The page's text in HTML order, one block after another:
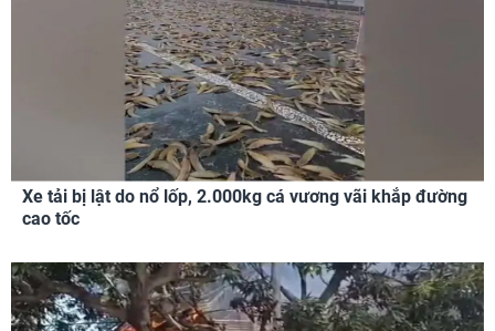
Xe tải bị lật do nổ lốp, 2.000kg cá vương vãi khắp đường
cao tốc